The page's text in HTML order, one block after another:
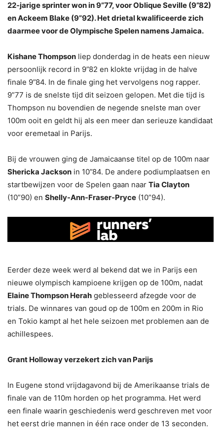
22-jarige sprinter won in 9”77, voor Oblique Seville (9”82)
en Ackeem Blake (9”92). Het drietal kwalificeerde zich
daarmee voor de Olympische Spelen namens Jamaica.
Kishane Thompson liep donderdag in de heats een nieuw
persoonlijk record in 9”82 en klokte vrijdag in de halve
finale 9”84. In de finale ging het vervolgens nog rapper.
9”77 is de snelste tijd dit seizoen gelopen. Met die tijd is
Thompson nu bovendien de negende snelste man over
100m ooit en geldt hij als een meer dan serieuze kandidaat
voor eremetaal in Parijs.
Bij de vrouwen ging de Jamaicaanse titel op de 100m naar
Shericka Jackson in 10”84. De andere podiumplaatsen en
startbewijzen voor de Spelen gaan naar Tia Clayton
(10”90) en Shelly-Ann-Fraser-Pryce (10”94).
Eerder deze week werd al bekend dat we in Parijs een
nieuwe olympisch kampioene krijgen op de 100m, nadat
Elaine Thompson Herah geblesseerd afzegde voor de
trials. De winnares van goud op de 100m en 200m in Rio
en Tokio kampt al het hele seizoen met problemen aan de
achillespees.
Grant Holloway verzekert zich van Parijs
In Eugene stond vrijdagavond bij de Amerikaanse trials de
finale van de 110m horden op het programma. Het werd
een finale waarin geschiedenis werd geschreven met voor
het eerst drie mannen in één race onder de 13 seconden.